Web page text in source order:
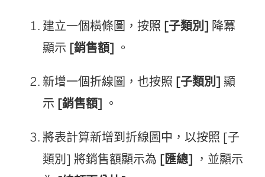
建立一個橫條圖，按照 [子類別] 降冪
顯示 [銷售額] 。
新增一個折線圖，也按照 [子類別] 顯
示 [銷售額] 。
將表計算新增到折線圖中，以按照 [子
類別] 將銷售額顯示為 [匯總] ，並顯示